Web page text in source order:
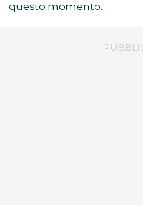
questo momento.